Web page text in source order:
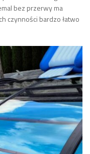
bez przerwy ma
czynności bardzo łatwo